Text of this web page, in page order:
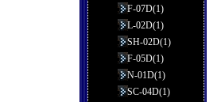
F-07D(1)
L-02D(1)
SH-02D(1)
F-05D(1)
N-01D(1)
SC-04D(1)